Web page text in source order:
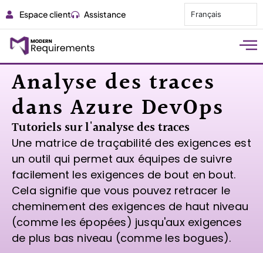
Espace client Assistance Français
Analyse des traces
dans Azure DevOps
Tutoriels sur l'analyse des traces
Une matrice de traçabilité des exigences est
un outil qui permet aux équipes de suivre
facilement les exigences de bout en bout.
Cela signifie que vous pouvez retracer le
cheminement des exigences de haut niveau
(comme les épopées) jusqu'aux exigences
de plus bas niveau (comme les bogues).